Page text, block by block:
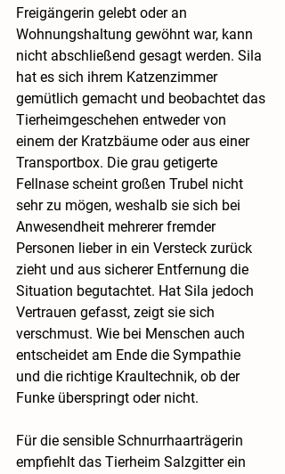
Freigängerin gelebt oder an
Wohnungshaltung gewöhnt war, kann
nicht abschließend gesagt werden. Sila
hat es sich ihrem Katzenzimmer
gemütlich gemacht und beobachtet das
Tierheimgeschehen entweder von
einem der Kratzbäume oder aus einer
Transportbox. Die grau getigerte
Fellnase scheint großen Trubel nicht
sehr zu mögen, weshalb sie sich bei
Anwesendheit mehrerer fremder
Personen lieber in ein Versteck zurück
zieht und aus sicherer Entfernung die
Situation begutachtet. Hat Sila jedoch
Vertrauen gefasst, zeigt sie sich
verschmust. Wie bei Menschen auch
entscheidet am Ende die Sympathie
und die richtige Kraultechnik, ob der
Funke überspringt oder nicht.
Für die sensible Schnurrhaarträgerin
empfiehlt das Tierheim Salzgitter ein